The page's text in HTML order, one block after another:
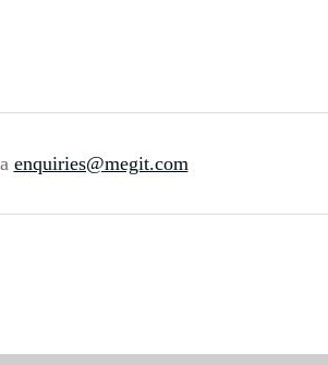
enquiries@megit.com